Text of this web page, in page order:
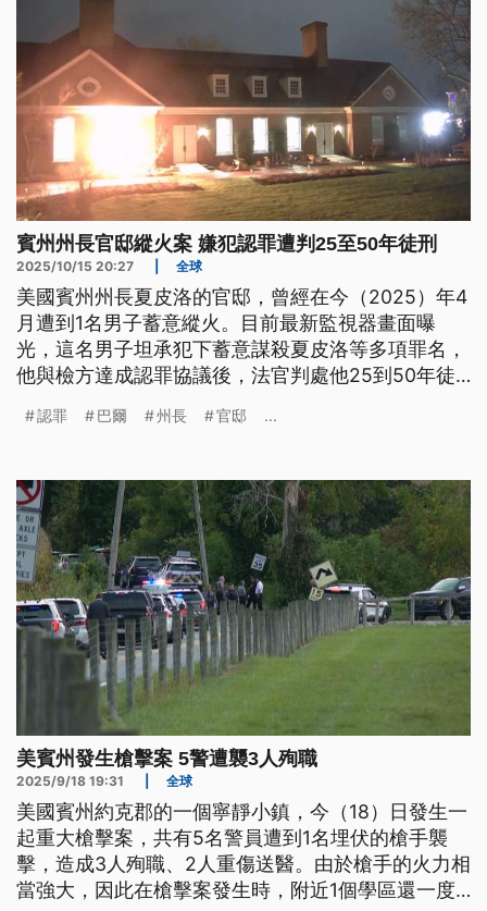
賓州州長官邸縱火案 嫌犯認罪遭判25至50年徒刑
2025/10/15 20:27 全球
美國賓州州長夏皮洛的官邸，曾經在今（2025）年4
月遭到1名男子蓄意縱火。目前最新監視器畫面曝
光，這名男子坦承犯下蓄意謀殺夏皮洛等多項罪名，
他與檢方達成認罪協議後，法官判處他25到50年徒
認罪 巴爾 州長 官邸 ...
美賓州發生槍擊案 5警遭襲3人殉職
2025/9/18 19:31 全球
美國賓州約克郡的一個寧靜小鎮，今（18）日發生一
起重大槍擊案，共有5名警員遭到1名埋伏的槍手襲
擊，造成3人殉職、2人重傷送醫。由於槍手的火力相
當強大，因此在槍擊案發生時，附近1個學區還一度